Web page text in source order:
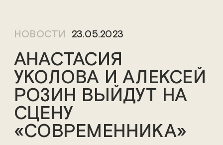
НОВОСТИ 23.05.2023
АНАСТАСИЯ
УКОЛОВА И АЛЕКСЕЙ
РОЗИН ВЫЙДУТ НА
СЦЕНУ
«СОВРЕМЕННИКА»